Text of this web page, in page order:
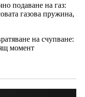
подаване на газ:
газова пружина,
на счупване:
момент